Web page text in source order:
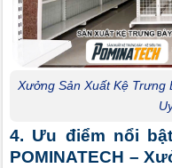
Xưởng Sản Xuất Kệ Trưng
4. Ưu điểm nổi
POMINATECH –